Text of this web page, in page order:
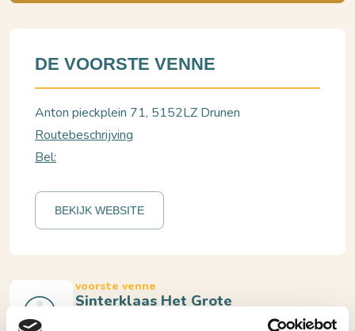
Drunen, de voorste venne
Club van Sinterklaas Het Grote
Sneeuwavontuur • Film
DE VOORSTE VENNE
Anton pieckplein 71, 5152LZ Drunen
Routebeschrijving
Bel:
BEKIJK WEBSITE